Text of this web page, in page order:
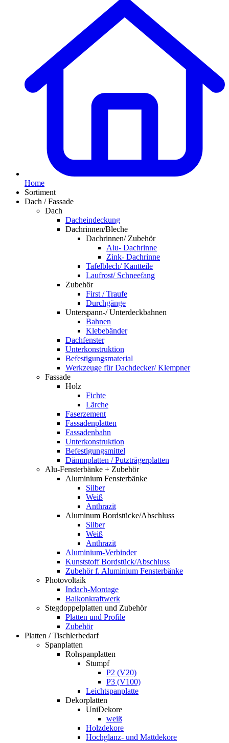
Home
Sortiment
Dach / Fassade
Dach
Dacheindeckung
Dachrinnen/Bleche
Dachrinnen/ Zubehör
Alu- Dachrinne
Zink- Dachrinne
Tafelblech/ Kantteile
Laufrost/ Schneefang
Zubehör
First / Traufe
Durchgänge
Unterspann-/ Unterdeckbahnen
Bahnen
Klebebänder
Dachfenster
Unterkonstruktion
Befestigungsmaterial
Werkzeuge für Dachdecker/ Klempner
Fassade
Holz
Fichte
Lärche
Faserzement
Fassadenplatten
Fassadenbahn
Unterkonstruktion
Befestigungsmittel
Dämmplatten / Putzträgerplatten
Alu-Fensterbänke + Zubehör
Aluminium Fensterbänke
Silber
Weiß
Anthrazit
Aluminum Bordstücke/Abschluss
Silber
Weiß
Anthrazit
Aluminium-Verbinder
Kunststoff Bordstück/Abschluss
Zubehör f. Aluminium Fensterbänke
Photovoltaik
Indach-Montage
Balkonkraftwerk
Stegdoppelplatten und Zubehör
Platten und Profile
Zubehör
Platten / Tischlerbedarf
Spanplatten
Rohspanplatten
Stumpf
P2 (V20)
P3 (V100)
Leichtspanplatte
Dekorplatten
UniDekore
weiß
Holzdekore
Hochglanz- und Mattdekore